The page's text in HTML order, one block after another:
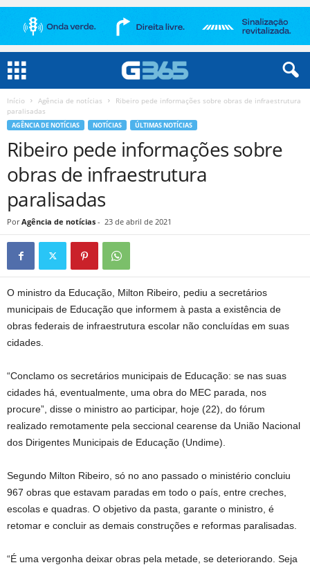
Início Agência de notícias
Ribeiro pede informações sobre obras de infraestrutura
paralisadas
AGÊNCIA DE NOTÍCIAS NOTÍCIAS ÚLTIMAS NOTÍCIAS
Ribeiro pede informações sobre
obras de infraestrutura
paralisadas
Por Agência de notícias - 23 de abril de 2021
O ministro da Educação, Milton Ribeiro, pediu a secretários
municipais de Educação que informem à pasta a existência de
obras federais de infraestrutura escolar não concluídas em suas
cidades.
“Conclamo os secretários municipais de Educação: se nas suas
cidades há, eventualmente, uma obra do MEC parada, nos
procure”, disse o ministro ao participar, hoje (22), do fórum
realizado remotamente pela seccional cearense da União Nacional
dos Dirigentes Municipais de Educação (Undime).
Segundo Milton Ribeiro, só no ano passado o ministério concluiu
967 obras que estavam paradas em todo o país, entre creches,
escolas e quadras. O objetivo da pasta, garante o ministro, é
retomar e concluir as demais construções e reformas paralisadas.
“É uma vergonha deixar obras pela metade, se deteriorando. Seja